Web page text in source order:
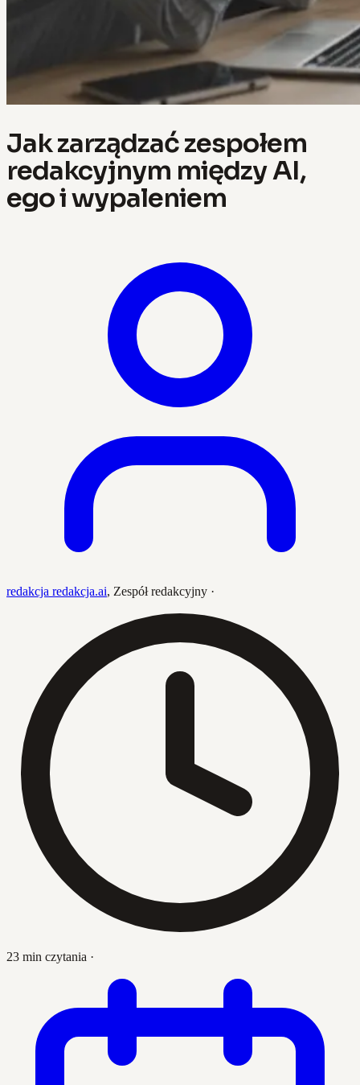
Jak zarządzać zespołem
redakcyjnym między AI,
ego i wypaleniem
redakcja redakcja.ai, Zespół redakcyjny ·
23 min czytania ·